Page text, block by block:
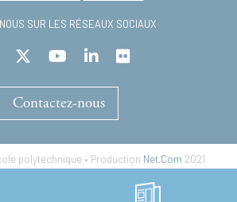
SUR LES RÉSEAUX SOCIAUX
Contactez-nous
polytechnique • Production Net.Com 2021
Accessibilité numérique